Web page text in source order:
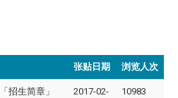
张贴日期 浏览人次
招生简章」
2017-02-
10983